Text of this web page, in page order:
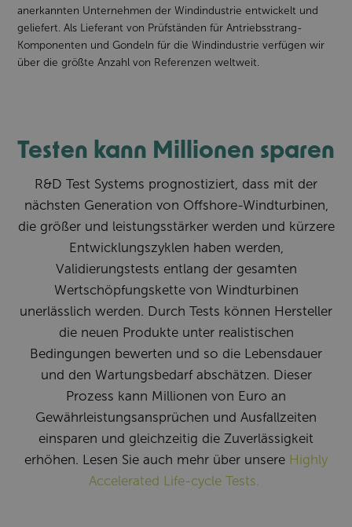
anerkannten Unternehmen der Windindustrie entwickelt und
geliefert. Als Lieferant von Prüfständen für Antriebsstrang-
Komponenten und Gondeln für die Windindustrie verfügen wir
über die größte Anzahl von Referenzen weltweit.
Testen kann Millionen sparen
R&D Test Systems prognostiziert, dass mit der
nächsten Generation von Offshore-Windturbinen,
die größer und leistungsstärker werden und kürzere
Entwicklungszyklen haben werden,
Validierungstests entlang der gesamten
Wertschöpfungskette von Windturbinen
unerlässlich werden. Durch Tests können Hersteller
die neuen Produkte unter realistischen
Bedingungen bewerten und so die Lebensdauer
und den Wartungsbedarf abschätzen. Dieser
Prozess kann Millionen von Euro an
Gewährleistungsansprüchen und Ausfallzeiten
einsparen und gleichzeitig die Zuverlässigkeit
erhöhen. Lesen Sie auch mehr über unsere Highly
Accelerated Life-cycle Tests.